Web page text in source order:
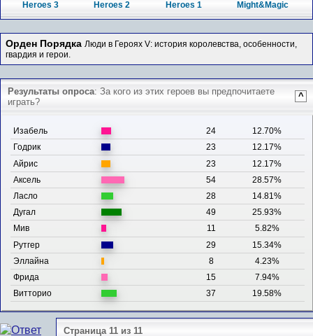
Heroes 3 Heroes 2 Heroes 1 Might&Magic
Орден Порядка Люди в Героях V: история королевства, особенности,
гвардия и герои.
Результаты опроса: За кого из этих героев вы предпочитаете
играть?
^
Изабель 24
12.70%
Годрик
23
12.17%
Айрис
23
12.17%
Аксель
54
28.57%
Ласло
28
14.81%
Дугал
49
25.93%
Мив
11
5.82%
Рутгер
29
15.34%
Эллайна
8
4.23%
Фрида
15
7.94%
Витторио
37 19.58%
Страница 11 из 11